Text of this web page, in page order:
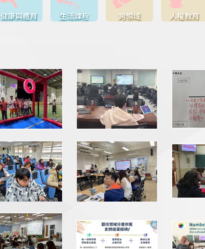
健康與體育 生活課程 跨領域 人權教育